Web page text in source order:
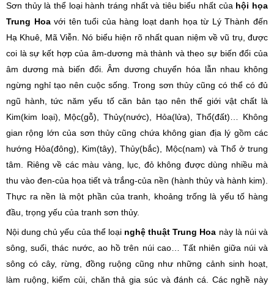
Sơn thủy là thể loại hành tráng nhất và tiêu biểu nhất của hội họa
Trung Hoavới tên tuổi của hàng loạt danh họa từ Lý Thành đến
Hạ Khuê, Mã Viễn. Nó biểu hiện rõ nhất quan niệm về vũ trụ, được
coi là sự kết hợp của âm-dương mà thành và theo sự biến đổi của
âm dương mà biến đổi. Âm dương chuyển hóa lẫn nhau không
ngừng nghỉ tạo nên cuộc sống. Trong sơn thủy cũng có thể có đủ
ngũ hành, tức năm yếu tố căn bản tạo nên thế giới vật chất là
Kim(kim loại), Mộc(gỗ), Thủy(nước), Hỏa(lửa), Thổ(đất)… Không
gian rộng lớn của sơn thủy cũng chứa không gian địa lý gồm các
hướng Hỏa(đông), Kim(tây), Thủy(bắc), Mộc(nam) và Thổ ở trung
tâm. Riêng về các màu vàng, lục, đỏ không được dùng nhiều mà
thu vào đen-của họa tiết và trắng-của nền (hành thủy và hành kim).
Thực ra nền là một phần của tranh, khoảng trống là yếu tố hàng
đầu, trọng yếu của tranh sơn thủy.
Nội dung chủ yếu của thể loại nghệ thuật Trung Hoa này là núi và
sông, suối, thác nước, ao hồ trên núi cao… Tất nhiên giữa núi và
sông có cây, rừng, đồng ruộng cũng như những cảnh sinh hoạt,
làm ruộng, kiếm củi, chăn thả gia súc và đánh cá. Các nghề này